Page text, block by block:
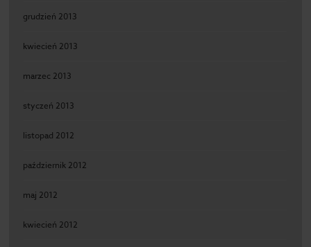
grudzień 2013
kwiecień 2013
marzec 2013
styczeń 2013
listopad 2012
październik 2012
maj 2012
kwiecień 2012